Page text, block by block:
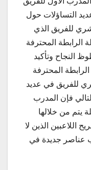
التساؤلات حول
للفريق الذي
الرابطة المحترفة
النجاح وتأكيد
الرابطة المحترفة
للفريق في عديد
فإن المدرب
يتم من خلالها
اللاعبين الذين لا
عناصر جديدة في